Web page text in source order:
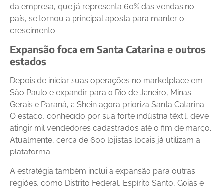
da empresa, que já representa 60% das vendas no
país, se tornou a principal aposta para manter o
crescimento.
Expansão foca em Santa Catarina e outros
estados
Depois de iniciar suas operações no marketplace em
São Paulo e expandir para o Rio de Janeiro, Minas
Gerais e Paraná, a Shein agora prioriza Santa Catarina.
O estado, conhecido por sua forte indústria têxtil, deve
atingir mil vendedores cadastrados até o fim de março.
Atualmente, cerca de 600 lojistas locais já utilizam a
plataforma.
A estratégia também inclui a expansão para outras
regiões, como Distrito Federal, Espírito Santo, Goiás e